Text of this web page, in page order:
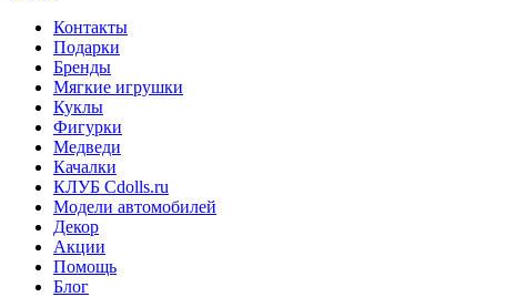
Контакты
Подарки
Бренды
Мягкие игрушки
Куклы
Фигурки
Медведи
Качалки
КЛУБ Cdolls.ru
Модели автомобилей
Декор
Акции
Помощь
Блог